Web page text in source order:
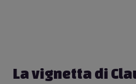
La vignetta di